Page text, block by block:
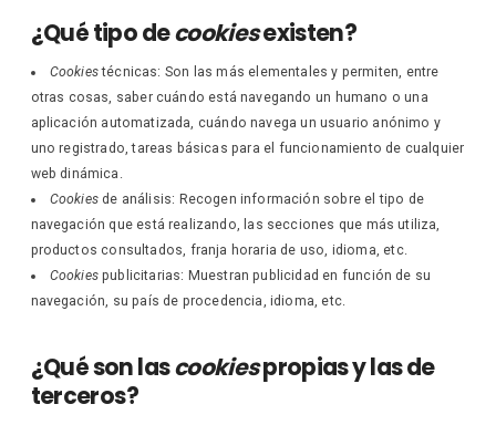
¿Qué tipo decookiesexisten?
Cookiestécnicas: Son las más elementales y permiten, entre
otras cosas, saber cuándo está navegando un humano o una
aplicación automatizada, cuándo navega un usuario anónimo y
uno registrado, tareas básicas para el funcionamiento de cualquier
web dinámica.
Cookiesde análisis: Recogen información sobre el tipo de
navegación que está realizando, las secciones que más utiliza,
productos consultados, franja horaria de uso, idioma, etc.
Cookiespublicitarias: Muestran publicidad en función de su
navegación, su país de procedencia, idioma, etc.
¿Qué son lascookiespropias y las de
terceros?